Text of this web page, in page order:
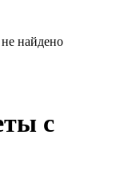
найдено
с